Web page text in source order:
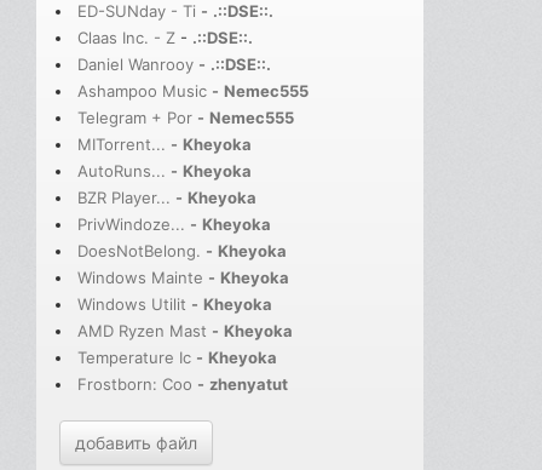
ED-SUNday - Ti - .::DSE::.
Claas Inc. - Z - .::DSE::.
Daniel Wanrooy - .::DSE::.
Ashampoo Music - Nemec555
Telegram + Por - Nemec555
MITorrent... - Kheyoka
AutoRuns... - Kheyoka
BZR Player... - Kheyoka
PrivWindoze... - Kheyoka
DoesNotBelong. - Kheyoka
Windows Mainte - Kheyoka
Windows Utilit - Kheyoka
AMD Ryzen Mast - Kheyoka
Temperature Ic - Kheyoka
Frostborn: Coo - zhenyatut
добавить файл